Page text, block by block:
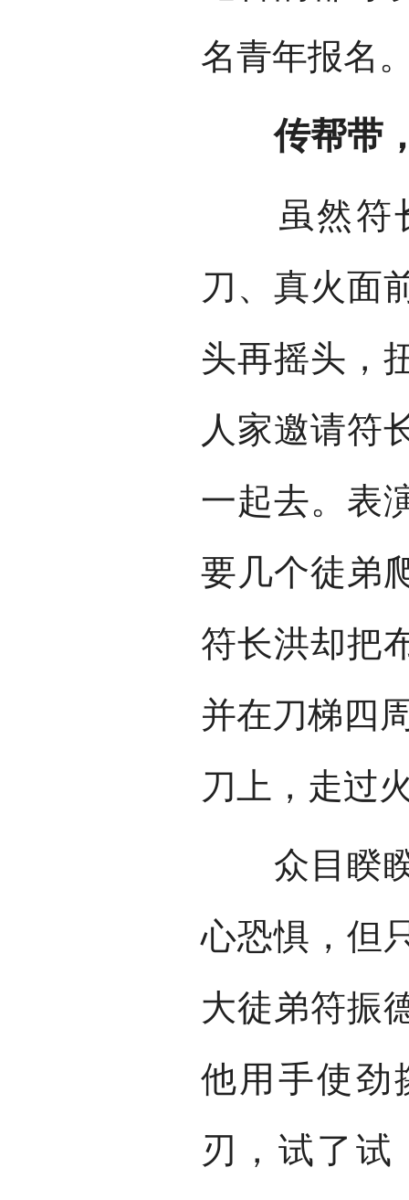
名青年报名
传帮带，
虽然符长
刀、真火面
头再摇头，
人家邀请符
一起去。表
要几个徒弟
符长洪却把
并在刀梯四
刀上，走过
众目睽睽
心恐惧，但
大徒弟符振
他用手使劲
刃，试了试